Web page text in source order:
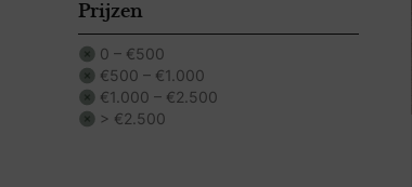
Prijzen
0 – €500
€500 – €1.000
€1.000 – €2.500
> €2.500